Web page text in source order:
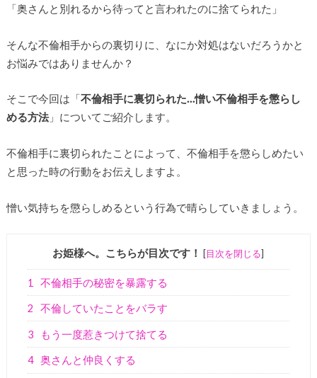
「奥さんと別れるから待ってと言われたのに捨てられた」
そんな不倫相手からの裏切りに、なにか対処はないだろうかと
お悩みではありませんか？
そこで今回は「不倫相手に裏切られた…憎い不倫相手を懲らし
める方法」についてご紹介します。
不倫相手に裏切られたことによって、不倫相手を懲らしめたい
と思った時の行動をお伝えしますよ。
憎い気持ちを懲らしめるという行為で晴らしていきましょう。
お姫様へ。こちらが目次です！ [目次を閉じる]
1 不倫相手の秘密を暴露する
2 不倫していたことをバラす
3 もう一度惹きつけて捨てる
4 奥さんと仲良くする